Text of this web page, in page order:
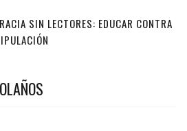
SIN LECTORES: EDUCAR CONTRA